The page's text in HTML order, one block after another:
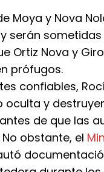
Moya y Nova
serán sometidas
Ortiz Nova y
prófugos.
confiables,
oculta y
de que las
obstante, el